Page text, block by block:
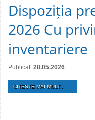
Dispoziția
2026 Cu
inventariere
Publicat: 28.05.2026
CITEŞTE MAI MULT...